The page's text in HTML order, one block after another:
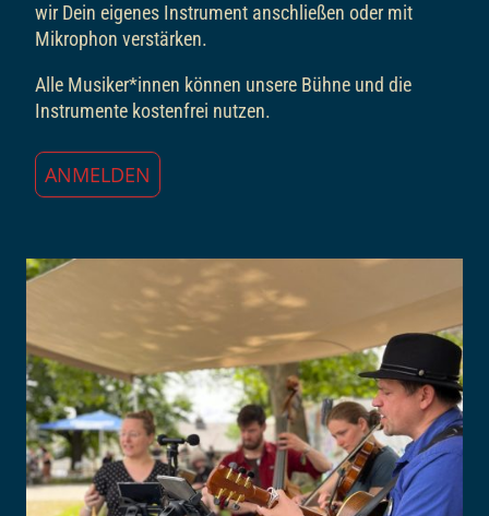
wir Dein eigenes Instrument anschließen oder mit
Mikrophon verstärken.
Alle Musiker*innen können unsere Bühne und die
Instrumente kostenfrei nutzen.
ANMELDEN